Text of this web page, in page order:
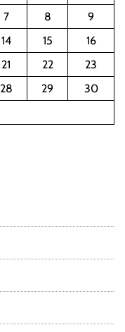
7 8
9
14 15
16
21 22
23
28 29
30